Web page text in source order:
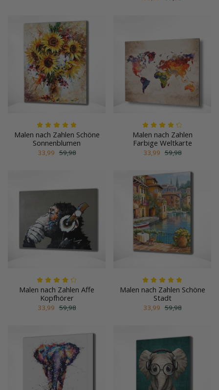
Malen nach Zahlen Schöne
Sonnenblumen
33,99 59,98
Malen nach Zahlen
Farbige Weltkarte
33,99 59,98
Malen nach Zahlen Affe
Kopfhörer
33,99 59,98
Malen nach Zahlen Schöne
Stadt
33,99 59,98